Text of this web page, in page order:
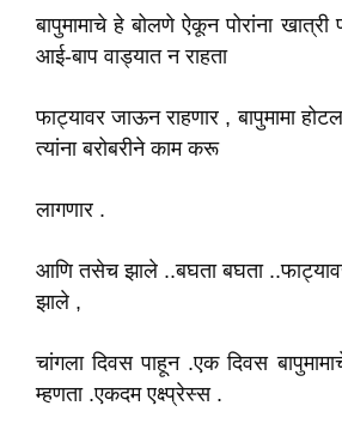
बापुमामाचे हे बोलणे ऐकून पोरांना
आई-बाप वाड्यात न राहता
फाट्यावर जाऊन राहणार , बापुमामा
त्यांना बरोबरीने काम करू
लागणार .
आणि तसेच झाले ..बघता बघता
झाले ,
चांगला दिवस पाहून .एक दिवस
म्हणता .एकदम एक्ष्प्रेस्स .